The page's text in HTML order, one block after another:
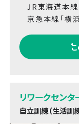
JR東海道本
京急本線「横
リワークセン
自立訓練（生活訓